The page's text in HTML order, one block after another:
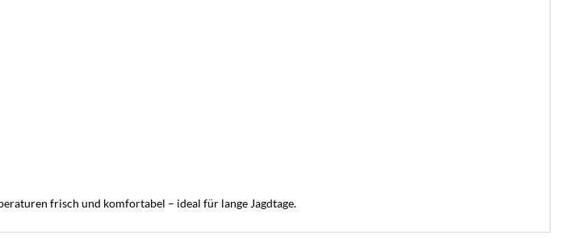
frisch und komfortabel – ideal für lange Jagdtage.